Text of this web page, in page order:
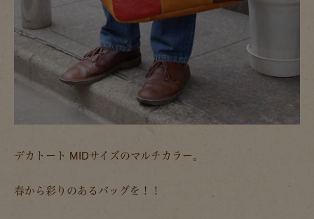
デカトート MIDサイズのマルチカラー。
春から彩りのあるバッグを！！